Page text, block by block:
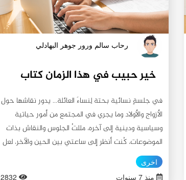
رحاب سالم ورور جوهر البهادلي
خير حبيب في هذا الزمان كتاب
في جلسةٍ نسائية بحتة لِنساءَ العائلة... يدور نقاشها حول
الأزواج والأولاد وما يجري في المجتمع من أمور حياتية
وسياسية ودينية إلى آخره، مللتُ الجلوس والنقاش بذات
الموضوعات، كُنت أنظر إلى ساعتي بين الحين والآخر، لعل
هذا النقاش ينتهي أو يُغير على الأقل، دون جدوى... بقيت
أنظر إلى الساعة وكان في الجلسة سيدة كبيرة في السن،
اخرى
منذ 7 سنوات
2832